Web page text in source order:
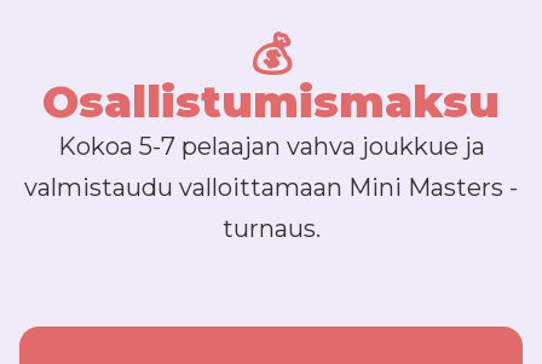
💰
Osallistumismaksu
Kokoa 5-7 pelaajan vahva joukkue ja
valmistaudu valloittamaan Mini Masters -
turnaus.